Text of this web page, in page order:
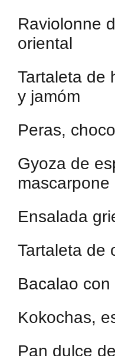
Raviolonne
oriental
Tartaleta de
y jamóm
Peras,
Gyoza de
mascarpone
Ensalada
Tartaleta de
Bacalao
Kokochas,
Pan dulce